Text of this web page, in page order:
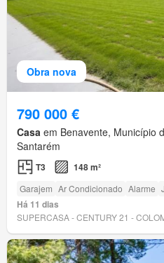
Obra nova
790 000 €
Casa em Benavente, Município
Santarém
T3 148 m²
Garajem Ar Condicionado Alarme
Há 11 dias
SUPERCASA - CENTURY 21 -